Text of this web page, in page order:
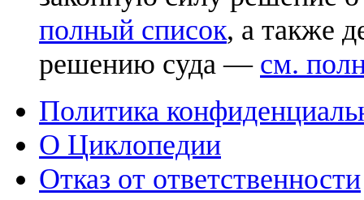
полный список, а также
решению суда — см.
Политика
О Циклопедии
Отказ от ответственности